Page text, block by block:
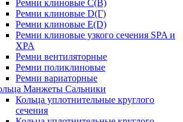
Ремни клиновые C(В)
Ремни клиновые D(Г)
Ремни клиновые Е(D)
Ремни клиновые узкого сечения SPA и
XPA
Ремни вентиляторные
Ремни поликлиновые
Ремни вариаторные
Манжеты Сальники
Кольца уплотнительные круглого
сечения